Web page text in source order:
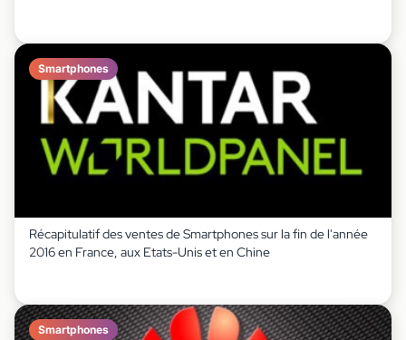
Smartphones
Récapitulatif des ventes de Smartphones sur la fin de l'année
2016 en France, aux Etats-Unis et en Chine
Smartphones